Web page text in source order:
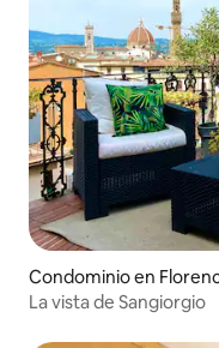
Condominio en
La vista de Sangiorgio